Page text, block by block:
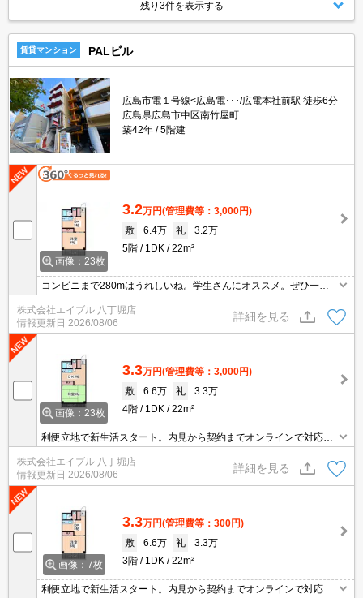
残り3件を表示する
賃貸マンション PALビル
広島市電１号線<広島電･･･/広電本社前駅 徒歩6分
広島県広島市中区南竹屋町
築42年
5階建
画像：23枚
3.2万円(管理費等：3,000円)
敷
6.4万 礼
3.2万
5階
1DK 22m²
コンビニまで280mはうれしいね。学生さんにオススメ。ぜひ一度
イン契約対応可。
株式会社エイブル 八丁堀店
情報更新日 2026/08/06
詳細を見る
画像：23枚
3.3万円(管理費等：3,000円)
敷
6.6万 礼
3.3万
4階
1DK 22m²
利便立地で新生活スタート。内見から契約までオンラインで対応可
株式会社エイブル 八丁堀店
情報更新日 2026/08/06
詳細を見る
画像：7枚
3.3万円(管理費等：300円)
敷
6.6万 礼
3.3万
3階
1DK 22m²
利便立地で新生活スタート。内見から契約までオンラインで対応可